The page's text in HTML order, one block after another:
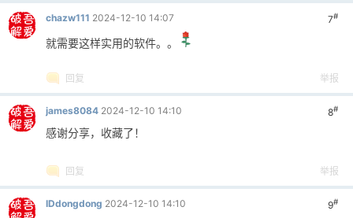
7#
chazw111 2024-12-10 14:07
就需要这样实用的软件。。
回复 举报
8#
james8084 2024-12-10 14:10
感谢分享，收藏了！
回复 举报
9#
IDdongdong 2024-12-10 14:10